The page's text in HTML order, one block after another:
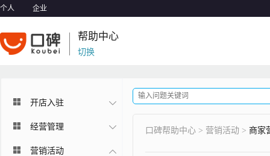
个人 企业
帮助中心
切换
开店入驻
经营管理
营销活动
口碑帮助中心 > 营销活动 > 商家